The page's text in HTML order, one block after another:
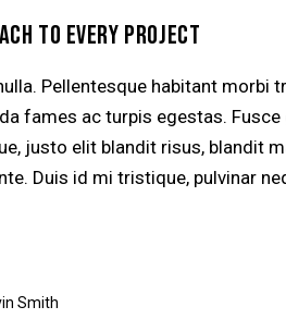
TO EVERY PROJECT
Pellentesque habitant morbi
fames ac turpis egestas. Fusce
justo elit blandit risus, blandit
Duis id mi tristique, pulvinar
Smith